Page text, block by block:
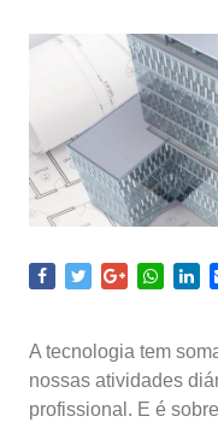
A tecnologia tem
nossas atividades
profissional. E é